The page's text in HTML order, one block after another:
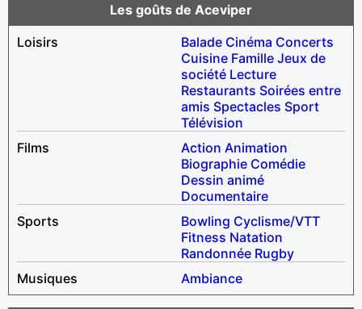
Les goûts de Aceviper
Loisirs
Balade Cinéma Concerts
Cuisine Famille Jeux de
société Lecture
Restaurants Soirées entre
amis Spectacles Sport
Télévision
Films
Action Animation
Biographie Comédie
Dessin animé
Documentaire
Sports
Bowling Cyclisme/VTT
Fitness Natation
Randonnée Rugby
Musiques
Ambiance